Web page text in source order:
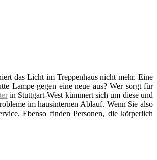
das Licht im Treppenhaus nicht mehr. Eine
Lampe gegen eine neue aus? Wer sorgt für
in Stuttgart-West kümmert sich um diese und
im hausinternen Ablauf. Wenn Sie also
Ebenso finden Personen, die körperlich